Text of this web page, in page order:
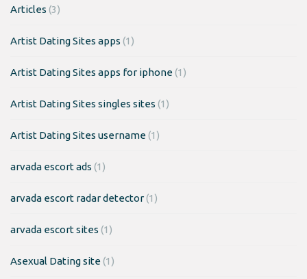
Articles (3)
Artist Dating Sites apps (1)
Artist Dating Sites apps for iphone(1)
Artist Dating Sites singles sites (1)
Artist Dating Sites username(1)
arvada escort ads (1)
arvada escort radar detector(1)
arvada escort sites (1)
Asexual Dating site(1)